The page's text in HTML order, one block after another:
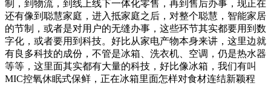
制，到物流，到线上线下一体化零售，再到售后办事，现正在
还有像到聪慧家庭，进入抵家庭之后，对整个聪慧，智能家居
的节制，或者是对用户的无缝办事，这些环节其实都要用到数
字化，或者要用到科技。好比从家电产物本身来讲，这里边就
有良多科技的成份，不管是冰箱、洗衣机、空调，仍是热水器
等等，这里面其实都有大量的科技，好比像冰箱，我们有叫
MIC控氧休眠式保鲜，正在冰箱里面怎样对食材连结新颖程